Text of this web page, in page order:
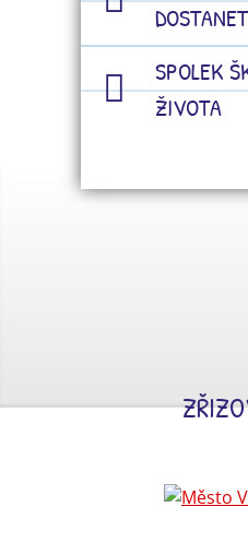
SPOLEK
ŽIVOTA